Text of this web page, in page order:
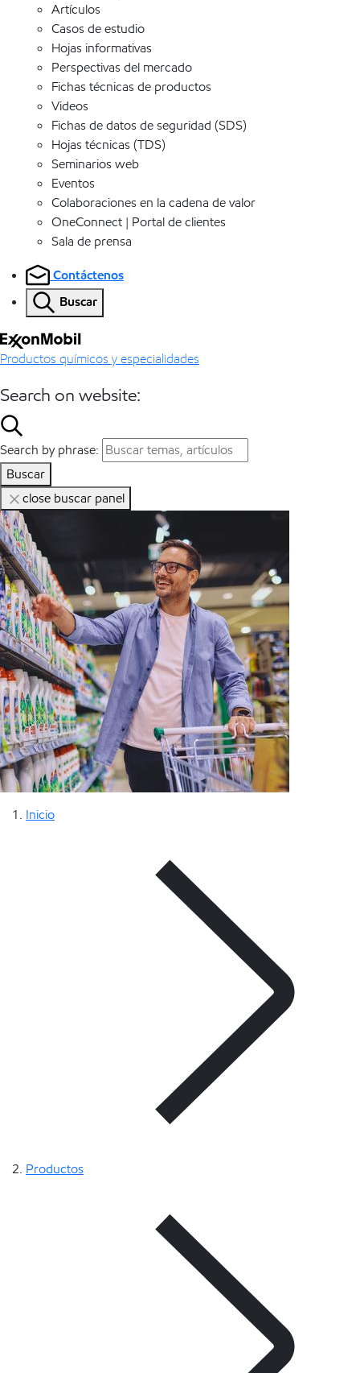
Artículos
Casos de estudio
Hojas informativas
Perspectivas del mercado
Fichas técnicas de productos
Videos
Fichas de datos de seguridad (SDS)
Hojas técnicas (TDS)
Seminarios web
Eventos
Colaboraciones en la cadena de valor
OneConnect | Portal de clientes
Sala de prensa
Contáctenos
Buscar
Productos químicos y especialidades
Search on website:
Search by phrase:
Buscar
close buscar panel
Inicio
Productos